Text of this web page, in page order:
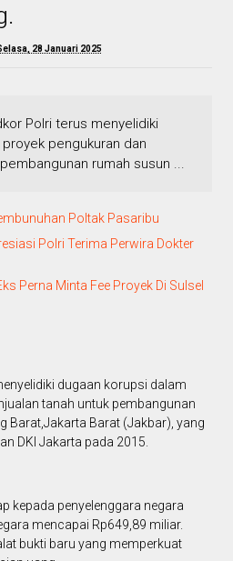
28 Januari 2025
Polri terus menyelidiki
pengukuran dan
rumah susun ...
Poltak Pasaribu
Polri Terima Perwira Dokter
Perna Minta Fee Proyek Di Sulsel
dugaan korupsi dalam
tanah untuk pembangunan
Barat,Jakarta Barat (Jakbar), yang
DKI Jakarta pada 2015.
kepada penyelenggara negara
mencapai Rp649,89 miliar.
bukti baru yang memperkuat